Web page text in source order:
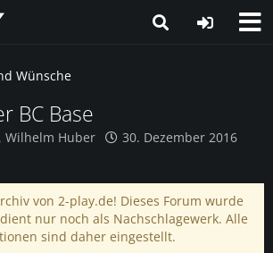
Wünsche
BC Base
Wilhelm Huber
30. Dezember 2016
von 2-play.de! Dieses Forum wurde
nur noch als Nachschlagewerk. Alle
sind daher eingestellt.